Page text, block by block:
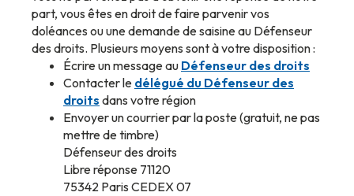
part, vous êtes en droit de faire parvenir vos
doléances ou une demande de saisine au Défenseur
des droits. Plusieurs moyens sont à votre disposition :
Écrire un message au Défenseur des droits
Contacter le délégué du Défenseur des
droits dans votre région
Envoyer un courrier par la poste (gratuit, ne pas
mettre de timbre)
Défenseur des droits
Libre réponse 71120
75342 Paris CEDEX 07